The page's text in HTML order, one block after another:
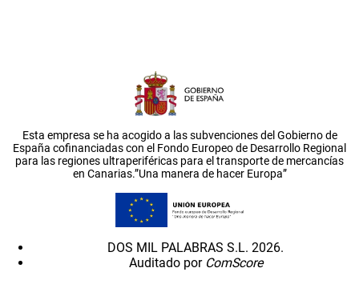
Esta empresa se ha acogido a las subvenciones del Gobierno de
España cofinanciadas con el Fondo Europeo de Desarrollo Regional
para las regiones ultraperiféricas para el transporte de mercancías
en Canarias.”Una manera de hacer Europa”
DOS MIL PALABRAS S.L. 2026.
Auditado por ComScore